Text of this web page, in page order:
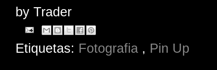
by Trader
Etiquetas: Fotografia , Pin Up